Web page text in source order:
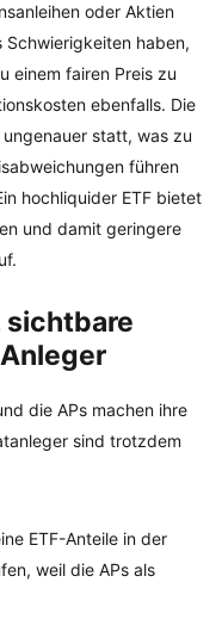
oder Aktien
Schwierigkeiten haben,
einem fairen Preis zu
ebenfalls. Die
statt, was zu
führen
hochliquider ETF bietet
und damit geringere
sichtbare
die APs machen ihre
sind trotzdem
ETF-Anteile in der
weil die APs als